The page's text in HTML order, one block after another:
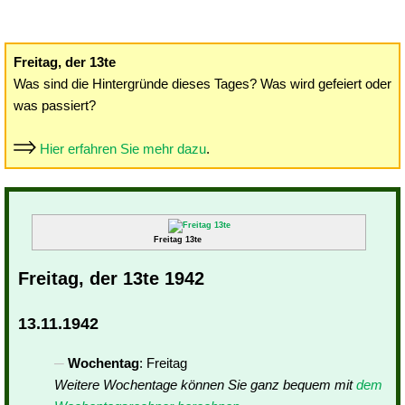
Freitag, der 13te
Was sind die Hintergründe dieses Tages? Was wird gefeiert oder
was passiert?
Hier erfahren Sie mehr dazu.
Freitag 13te
Freitag, der 13te 1942
13.11.1942
Wochentag: Freitag
Weitere Wochentage können Sie ganz bequem mitdem